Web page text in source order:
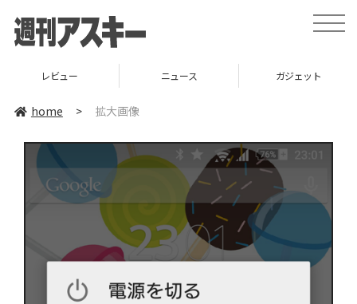
toggle
レビュー ニュース ガジェット
home > 拡大画像